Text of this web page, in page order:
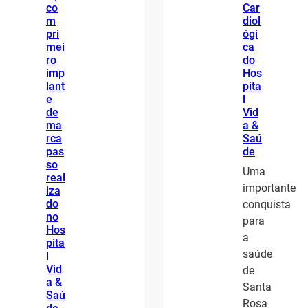
co
m
pri
mei
ro
imp
lant
e
de
ma
rca
pas
so
real
iza
do
no
Hos
pita
l
Vid
a &
Saú
Car
diol
ógi
ca
do
Hos
pita
l
Vid
a &
Saú
de
Uma
importante
conquista
para
a
saúde
de
Santa
Rosa